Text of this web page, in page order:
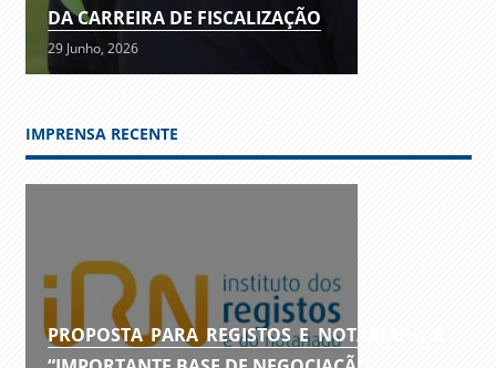
DA CARREIRA DE FISCALIZAÇÃO
29 Junho, 2026
IMPRENSA RECENTE
PROPOSTA PARA REGISTOS E NOTARIADO É